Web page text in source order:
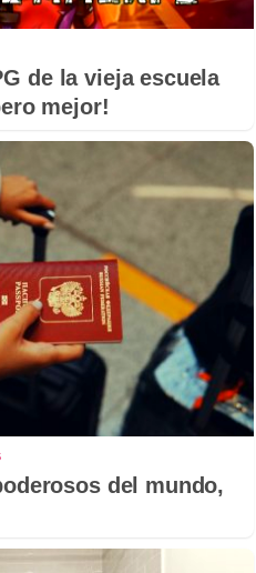
de la vieja escuela
mejor!
del mundo,